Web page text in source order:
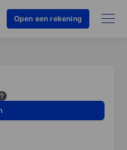
Open een rekening